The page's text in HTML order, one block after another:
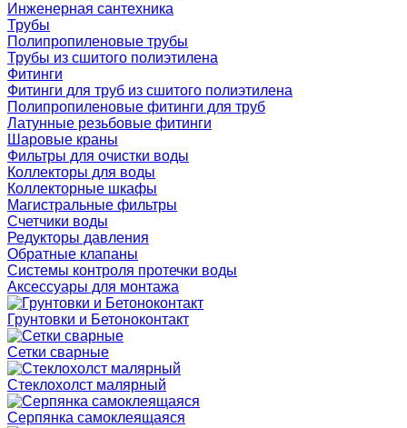
Инженерная сантехника
Трубы
Полипропиленовые трубы
Трубы из сшитого полиэтилена
Фитинги
Фитинги для труб из сшитого полиэтилена
Полипропиленовые фитинги для труб
Латунные резьбовые фитинги
Шаровые краны
Фильтры для очистки воды
Коллекторы для воды
Коллекторные шкафы
Магистральные фильтры
Счетчики воды
Редукторы давления
Обратные клапаны
Системы контроля протечки воды
Аксессуары для монтажа
Грунтовки и Бетоноконтакт
Сетки сварные
Cтеклохолст малярный
Серпянка самоклеящаяся